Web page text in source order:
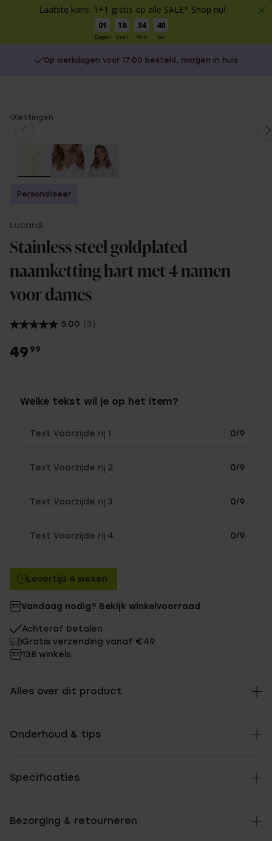
Laatste kans: 1+1 gratis op alle SALE* Shop nu!
01
Dagen
18
Uren
34
Min
40
Sec
Op werkdagen voor 17:00 besteld, morgen in huis
You
here:
Kettingen
Personaliseer
Lucardi
Stainless steel goldplated
naamketting hart met 4 namen
voor dames
5.00 (3)
49 99
Welke tekst wil je op het item?
0/9
0/9
0/9
0/9
Levertijd 4 weken
Vandaag nodig? Bekijk winkelvoorraad
Achteraf betalen
Gratis verzending vanaf €49
138 winkels
Alles over dit product
Onderhoud & tips
Specificaties
Bezorging & retourneren